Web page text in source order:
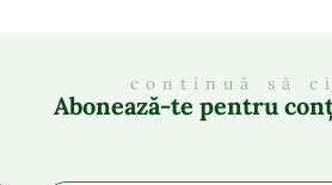
continuă să
Abonează-te pentru